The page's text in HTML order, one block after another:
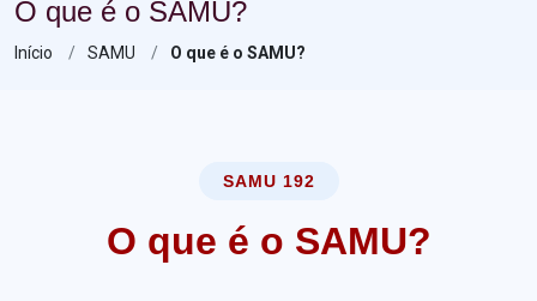
O que é o SAMU?
Início SAMU O que é o SAMU?
SAMU 192
O que é o SAMU?